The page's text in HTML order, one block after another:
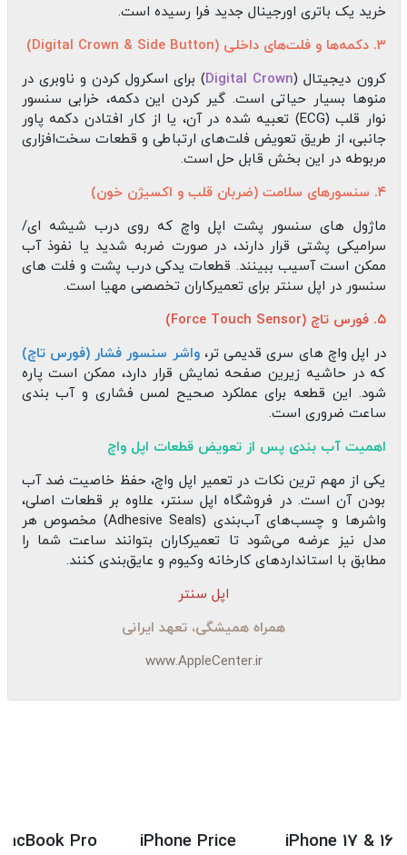
خرید یک باتری اورجینال جدید فرا رسیده است.
۳. دکمه‌ها و فلت‌های داخلی (Digital Crown & Side Button)
کرون دیجیتال (Digital Crown) برای اسکرول کردن و ناوبری در
منوها بسیار حیاتی است. گیر کردن این دکمه، خرابی سنسور
نوار قلب (ECG) تعبیه شده در آن، یا از کار افتادن دکمه پاور
جانبی، از طریق تعویض فلت‌های ارتباطی و قطعات سخت‌افزاری
مربوطه در این بخش قابل حل است.
۴. سنسورهای سلامت (ضربان قلب و اکسیژن خون)
ماژول‌ های سنسور پشت اپل واچ که روی درب شیشه‌ ای/
سرامیکی پشتی قرار دارند، در صورت ضربه شدید یا نفوذ آب
ممکن است آسیب ببینند. قطعات یدکی درب پشت و فلت‌ های
سنسور در اپل سنتر برای تعمیرکاران تخصصی مهیا است.
۵. فورس تاچ (Force Touch Sensor)
در اپل واچ‌ های سری قدیمی‌ تر،واشر سنسور فشار (فورس تاچ)
که در حاشیه زیرین صفحه نمایش قرار دارد، ممکن است پاره
شود. این قطعه برای عملکرد صحیح لمس فشاری و آب‌ بندی
ساعت ضروری است.
اهمیت آب‌ بندی پس از تعویض قطعات اپل واچ
یکی از مهم‌ ترین نکات در تعمیر اپل واچ، حفظ خاصیت ضد آب
بودن آن است. در فروشگاه اپل سنتر، علاوه بر قطعات اصلی،
واشرها و چسب‌های آب‌بندی (Adhesive Seals) مخصوص هر
مدل نیز عرضه می‌شود تا تعمیرکاران بتوانند ساعت شما را
مطابق با استانداردهای کارخانه وکیوم و عایق‌بندی کنند.
اپل سنتر
همراه همیشگی، تعهد ایرانی
www.AppleCenter.ir
iPhone 17 & 16
iPhone Price
Pro